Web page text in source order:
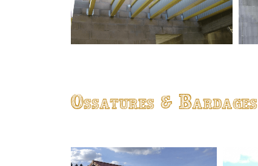
Ossatures & Bardages